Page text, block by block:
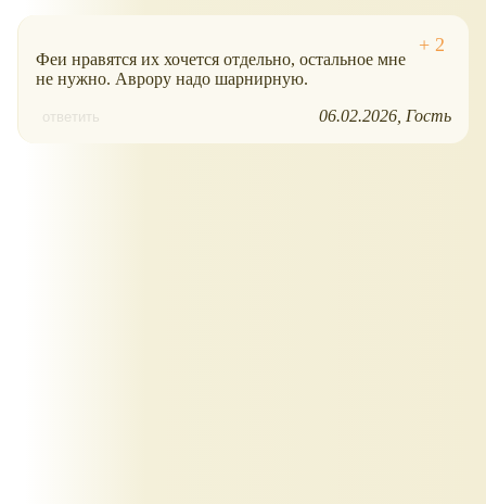
Феи нравятся их хочется отдельно, остальное мне
не нужно. Аврору надо шарнирную.
ответить 06.02.2026 Гость